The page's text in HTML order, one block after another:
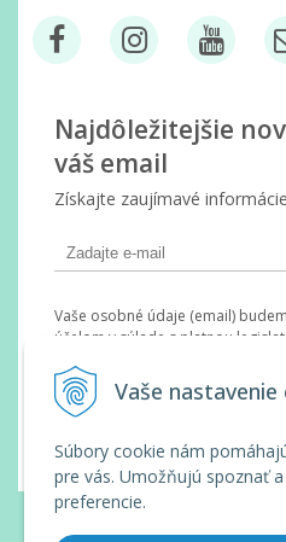
Vaše nastavenie
Súbory cookie nám
pre vás. Umožňujú spoznať
preferencie.
Najdôležitejšie
váš email
Získajte zaujímavé
Vaše osobné údaje (email)
účelom v súlade s platnou
vám pošleme na váš email.
písomne, emailom alebo
informačného emailu.
© 2026 Wanda Slovakia •
spoločnosti